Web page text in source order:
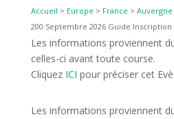
Accueil > Europe > France > Auvergne
200 Septembre 2026 Guide Inscription
Les informations proviennent
celles-ci avant toute course.
Cliquez ICI pour préciser cet
Les informations proviennent